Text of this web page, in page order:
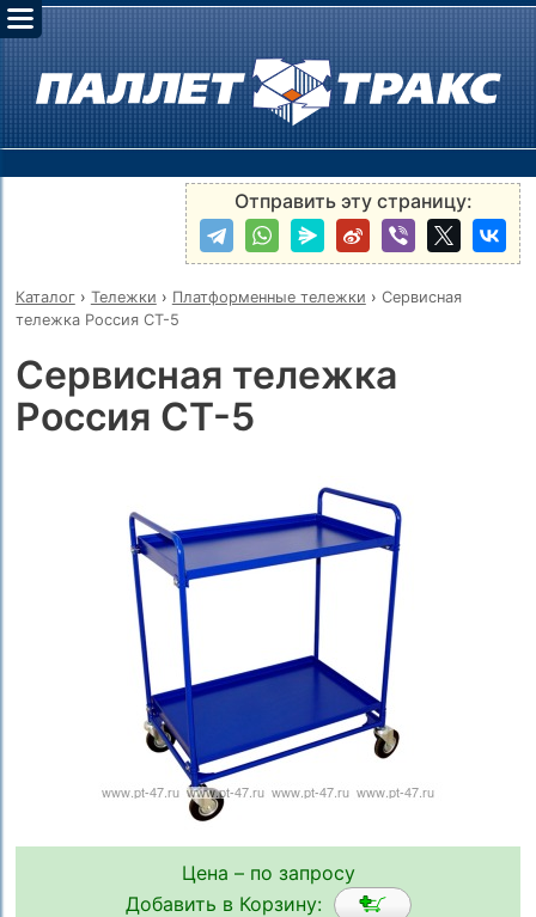
Отправить эту страницу:
Каталог› Тележки › Платформенные тележки › Сервисная
тележка Россия СТ-5
Сервисная тележка
Россия СТ-5
Цена – по запросу
Добавить в Корзину: